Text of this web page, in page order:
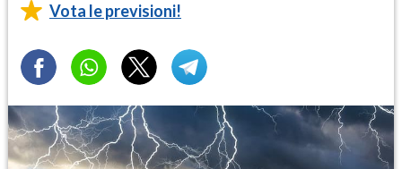
Vota le previsioni!